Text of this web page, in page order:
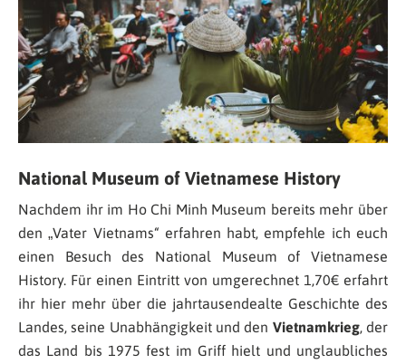
National Museum of Vietnamese History
Nachdem ihr im Ho Chi Minh Museum bereits mehr über
den „Vater Vietnams“ erfahren habt, empfehle ich euch
einen Besuch des National Museum of Vietnamese
History. Für einen Eintritt von umgerechnet 1,70€ erfahrt
ihr hier mehr über die jahrtausendealte Geschichte des
Landes, seine Unabhängigkeit und den Vietnamkrieg, der
das Land bis 1975 fest im Griff hielt und unglaubliches